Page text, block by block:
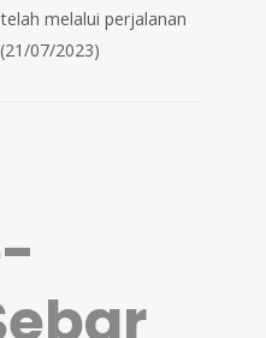
melalui perjalanan
07/2023)